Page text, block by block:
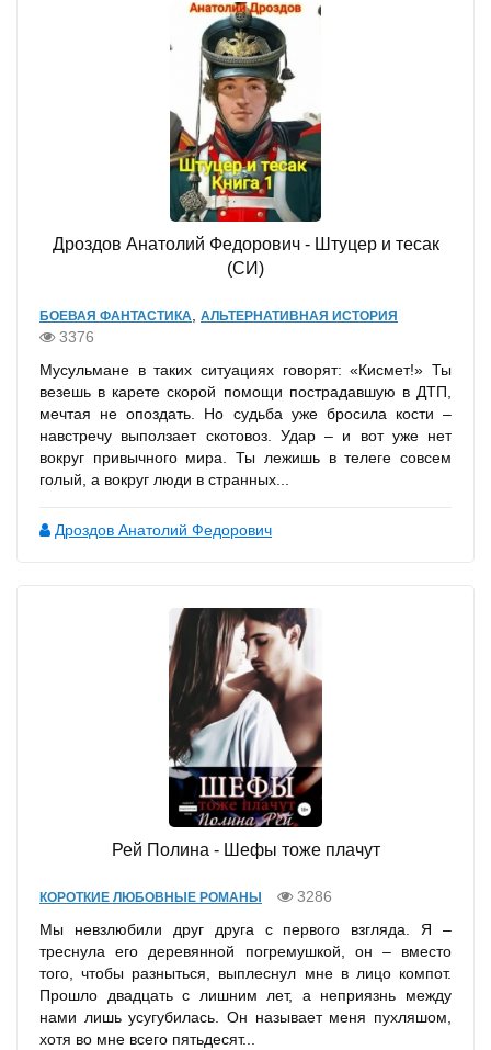
Дроздов Анатолий Федорович - Штуцер и тесак
(СИ)
БОЕВАЯ ФАНТАСТИКА АЛЬТЕРНАТИВНАЯ ИСТОРИЯ
3376
Мусульмане в таких ситуациях говорят: «Кисмет!» Ты
везешь в карете скорой помощи пострадавшую в ДТП,
мечтая не опоздать. Но судьба уже бросила кости –
навстречу выползает скотовоз. Удар – и вот уже нет
вокруг привычного мира. Ты лежишь в телеге совсем
голый, а вокруг люди в странных...
Дроздов Анатолий Федорович
Рей Полина - Шефы тоже плачут
КОРОТКИЕ ЛЮБОВНЫЕ РОМАНЫ
3286
Мы невзлюбили друг друга с первого взгляда. Я –
треснула его деревянной погремушкой, он – вместо
того, чтобы разныться, выплеснул мне в лицо компот.
Прошло двадцать с лишним лет, а неприязнь между
нами лишь усугубилась. Он называет меня пухляшом,
хотя во мне всего пятьдесят...